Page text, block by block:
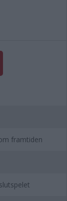
framtiden